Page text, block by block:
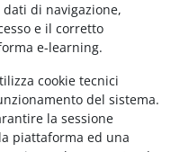
di navigazione,
e il corretto
e-learning.
cookie tecnici
del sistema.
la sessione
piattaforma ed una